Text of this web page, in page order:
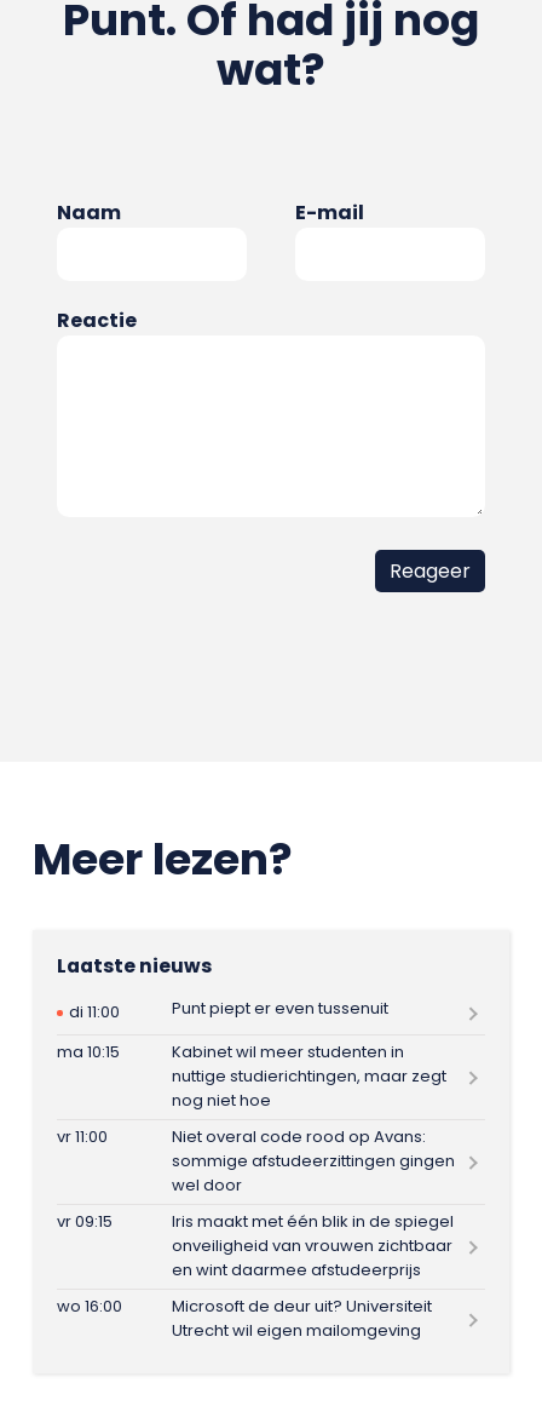
Punt. Of had jij nog
wat?
Naam E-mail
Reactie
Meer lezen?
Laatste nieuws
di 11:00
Punt piept er even tussenuit
ma 10:15
Kabinet wil meer studenten in
nuttige studierichtingen, maar zegt
nog niet hoe
vr 11:00
Niet overal code rood op Avans:
sommige afstudeerzittingen gingen
wel door
vr 09:15
Iris maakt met één blik in de spiegel
onveiligheid van vrouwen zichtbaar
en wint daarmee afstudeerprijs
wo 16:00
Microsoft de deur uit? Universiteit
Utrecht wil eigen mailomgeving